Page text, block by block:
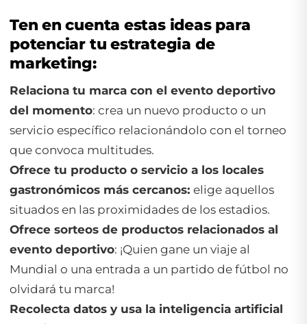
Ten en cuenta estas ideas para
potenciar tu estrategia de
marketing:
Relaciona tu marca con el evento deportivo
del momento: crea un nuevo producto o un
servicio específico relacionándolo con el torneo
que convoca multitudes.
Ofrece tu producto o servicio a los locales
gastronómicos más cercanos: elige aquellos
situados en las proximidades de los estadios.
Ofrece sorteos de productos relacionados al
evento deportivo: ¡Quien gane un viaje al
Mundial o una entrada a un partido de fútbol no
olvidará tu marca!
Recolecta datos y usa la inteligencia artificial